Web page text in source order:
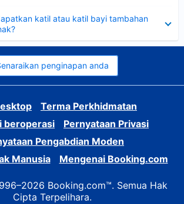
katil atau katil bayi tambahan
penginapan anda
Terma Perkhidmatan
beroperasi
Pernyataan Privasi
Pengabdian Moden
Manusia
Mengenai Booking.com
Booking.com™. Semua Hak
Cipta Terpelihara.